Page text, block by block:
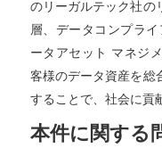
のリーガルテック社の
層、データコンプラ
ータアセット マネジ
客様のデータ資産を総
することで、社会に貢
本件に関する